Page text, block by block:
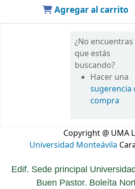
Agregar al carrito
¿No encuentras
que estás
buscando?
Hacer una
sugerencia
compra
Copyright @ UMA
Universidad Monteávila
Edif. Sede principal
Buen Pastor. Boleíta